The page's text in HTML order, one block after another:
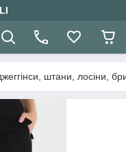
штани, лосіни,